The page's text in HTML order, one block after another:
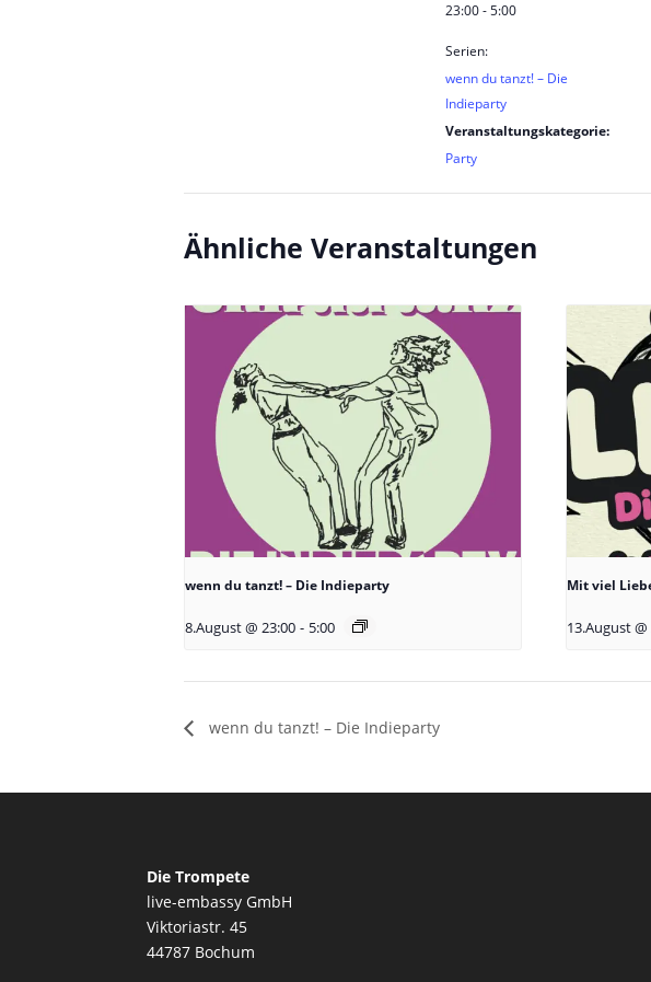
23:00 - 5:00
Serien:
wenn du tanzt! – Die
Indieparty
Veranstaltungskategorie:
Party
Ähnliche Veranstaltungen
wenn du tanzt! – Die Indieparty
8.August @ 23:00 - 5:00
Mit viel
13.August @
wenn du tanzt! – Die Indieparty
Die Trompete
live-embassy GmbH
Viktoriastr. 45
44787 Bochum